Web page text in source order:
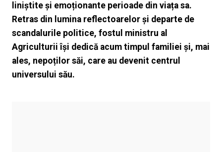
liniștite și emoționante perioade din viața sa.
Retras din lumina reflectoarelor și departe de
scandalurile politice, fostul ministru al
Agriculturii își dedică acum timpul familiei și, mai
ales, nepoților săi, care au devenit centrul
universului său.